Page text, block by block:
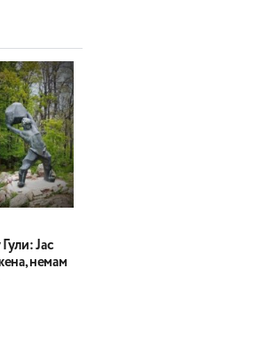
Јас
немам